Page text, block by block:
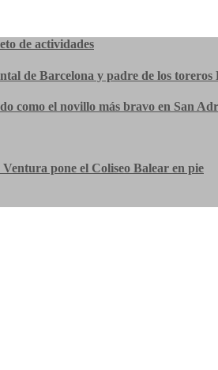
de actividades
de Barcelona y padre de los
como el novillo más bravo en San
pone el Coliseo Balear en pie